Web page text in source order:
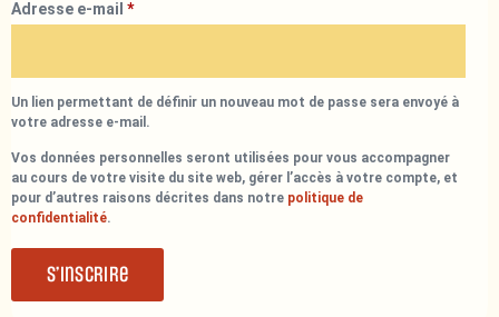
Adresse e-mail *
Un lien permettant de définir un nouveau mot de passe sera envoyé à
votre adresse e-mail.
Vos données personnelles seront utilisées pour vous accompagner
au cours de votre visite du site web, gérer l’accès à votre compte, et
pour d’autres raisons décrites dans notre politique de
confidentialité.
S’inscrire